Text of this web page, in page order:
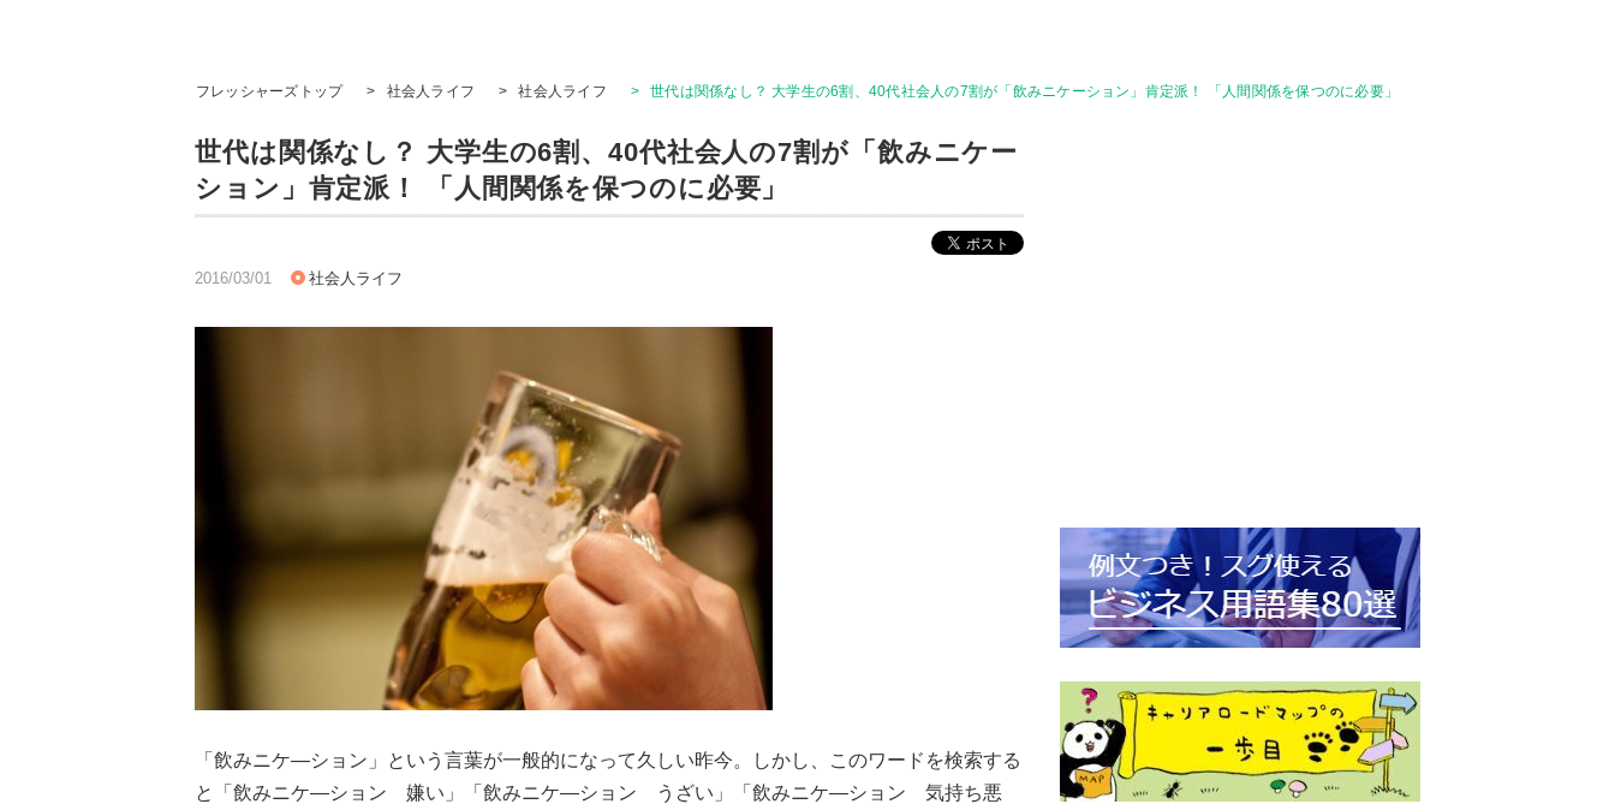
フレッシャーズトップ > 社会人ライフ > 社会人ライフ > 世代は関係なし？ 大学生の6割、40代社会人の7割が「飲みニケーション」肯定派！ 「人間関係を保つのに必要」
世代は関係なし？ 大学生の6割、40代社会人の7割が「飲みニケー
ション」肯定派！ 「人間関係を保つのに必要」
2016/03/01 社会人ライフ
「飲みニケ―ション」という言葉が一般的になって久しい昨今。しかし、このワードを検索する
と「飲みニケ―ション 嫌い」「飲みニケ―ション うざい」「飲みニケ―ション 気持ち悪